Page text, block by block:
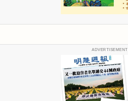
ADVERTISEMENT